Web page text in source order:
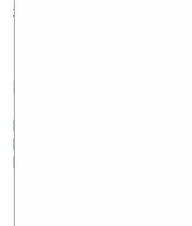
Зинчук, Андрей
И
Иванов, Альберт
Иванов, Антон
Искандер, Фазиль